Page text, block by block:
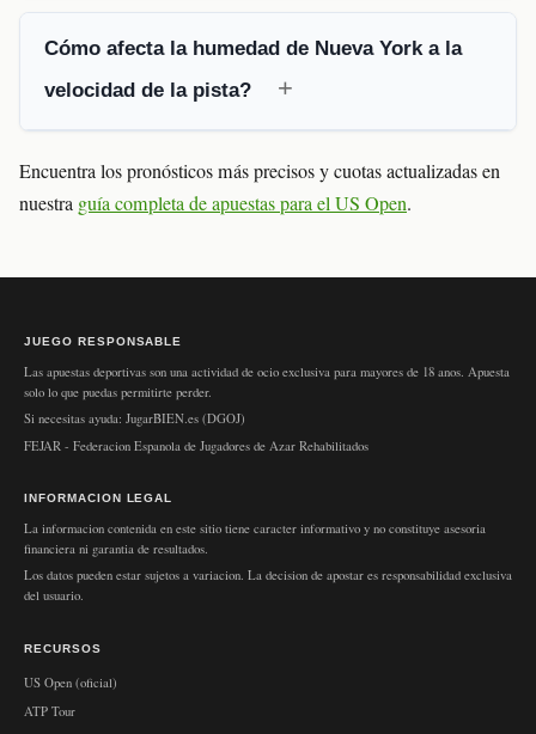
Cómo afecta la humedad de Nueva York a la
velocidad de la pista?
Encuentra los pronósticos más precisos y cuotas actualizadas en
nuestra guía completa de apuestas para el US Open.
JUEGO RESPONSABLE
Las apuestas deportivas son una actividad de ocio exclusiva para mayores de 18 anos. Apuesta
solo lo que puedas permitirte perder.
Si necesitas ayuda: JugarBIEN.es (DGOJ)
FEJAR - Federacion Espanola de Jugadores de Azar Rehabilitados
INFORMACION LEGAL
La informacion contenida en este sitio tiene caracter informativo y no constituye asesoria
financiera ni garantia de resultados.
Los datos pueden estar sujetos a variacion. La decision de apostar es responsabilidad exclusiva
del usuario.
RECURSOS
US Open (oficial)
ATP Tour